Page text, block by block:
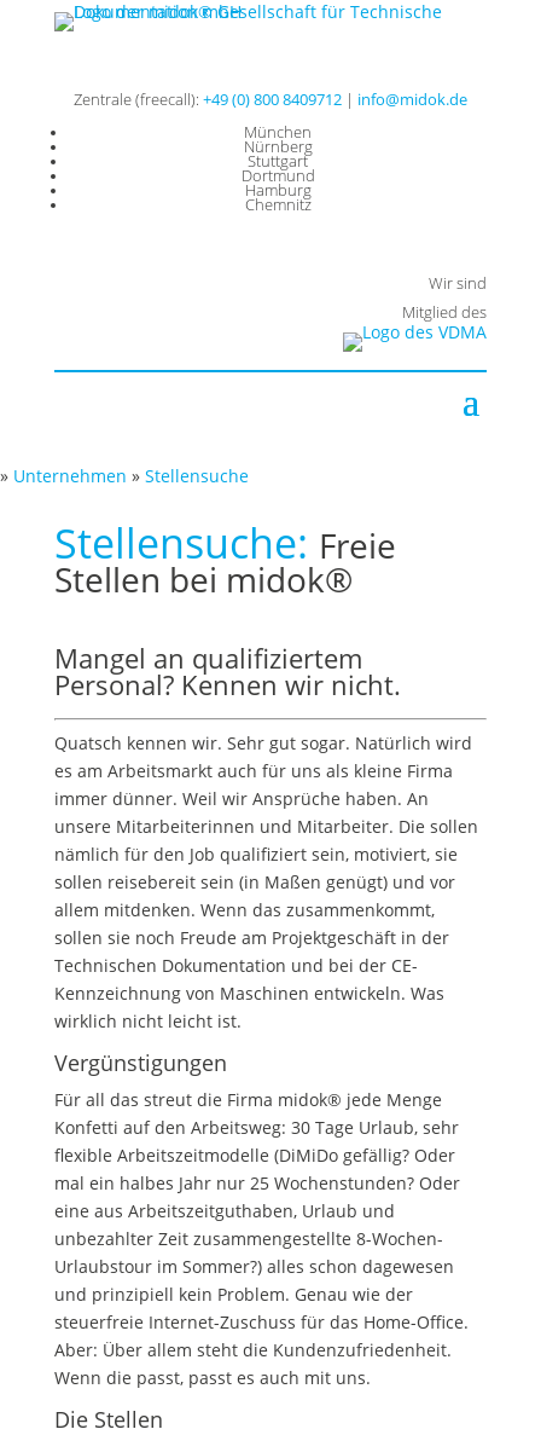
Zentrale (freecall): +49 (0) 800 8409712| info@midok.de
München
Nürnberg
Stuttgart
Dortmund
Hamburg
Chemnitz
Wir sind
Mitglied des
» Unternehmen » Stellensuche
Stellensuche: Freie
Stellen bei midok®
Mangel an qualifiziertem
Personal? Kennen wir nicht.
Quatsch kennen wir. Sehr gut sogar. Natürlich wird
es am Arbeitsmarkt auch für uns als kleine Firma
immer dünner. Weil wir Ansprüche haben. An
unsere Mitarbeiterinnen und Mitarbeiter. Die sollen
nämlich für den Job qualifiziert sein, motiviert, sie
sollen reisebereit sein (in Maßen genügt) und vor
allem mitdenken. Wenn das zusammenkommt,
sollen sie noch Freude am Projektgeschäft in der
Technischen Dokumentation und bei der CE-
Kennzeichnung von Maschinen entwickeln. Was
wirklich nicht leicht ist.
Vergünstigungen
Für all das streut die Firma midok® jede Menge
Konfetti auf den Arbeitsweg: 30 Tage Urlaub, sehr
flexible Arbeitszeitmodelle (DiMiDo gefällig? Oder
mal ein halbes Jahr nur 25 Wochenstunden? Oder
eine aus Arbeitszeitguthaben, Urlaub und
unbezahlter Zeit zusammengestellte 8-Wochen-
Urlaubstour im Sommer?) alles schon dagewesen
und prinzipiell kein Problem. Genau wie der
steuerfreie Internet-Zuschuss für das Home-Office.
Aber: Über allem steht die Kundenzufriedenheit.
Wenn die passt, passt es auch mit uns.
Die Stellen